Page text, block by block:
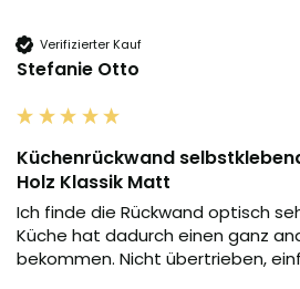
Verifizierter Kauf
Stefanie Otto
Küchenrückwand
Holz Klassik Matt
Ich finde die Rückwand optisch
Küche hat dadurch einen ganz
bekommen. Nicht übertrieben,